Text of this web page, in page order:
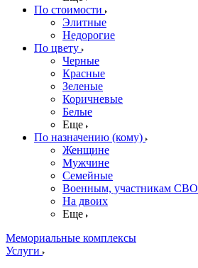
По стоимости
Элитные
Недорогие
По цвету
Черные
Красные
Зеленые
Коричневые
Белые
Еще
По назначению (кому)
Женщине
Мужчине
Семейные
Военным, участникам СВО
На двоих
Еще
Мемориальные комплексы
Услуги